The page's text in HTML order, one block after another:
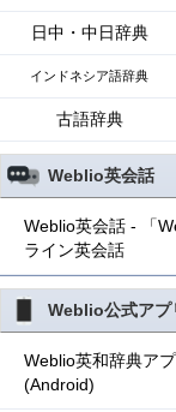
日中・中日辞典
インドネシア語辞典
古語辞典
Weblio英会話
Weblio英会話 - 「
ライン英会話
Weblio公式アプ
Weblio英和辞典ア
(Android)